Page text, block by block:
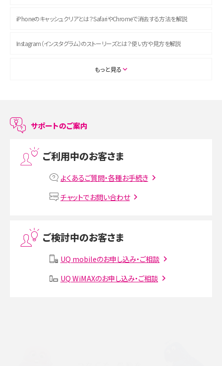
iPhoneのキャッシュクリアとは？SafariやChromeで消去する方法を解説
Instagram（インスタグラム）のストーリーズとは？使い方や見方を解説
ASMRとは？初心者向けの代表ジャンルや楽しみ方を解説
LINEで友だちを削除する方法は？方法ごとの影響や復活・復元する方法も解説
MNOとは？MVNOやMVNEとの違いやメリット・デメリットを解説
VPN接続とは？仕組みや必要性、メリット・デメリット、接続方法を解説
Instagram（インスタグラム）でスクショするとバレる？バレるケースや撮り方も解
SMSとは？料金やできること、注意点や届かない時の対処法を解説
もっと見る
サポートのご案内
ご利用中のお客さま
よくあるご質問・各種お手続き
チャットでお問い合わせ
ご検討中のお客さま
UQ mobileのお申し込み・ご相談
UQ WiMAXのお申し込み・ご相談